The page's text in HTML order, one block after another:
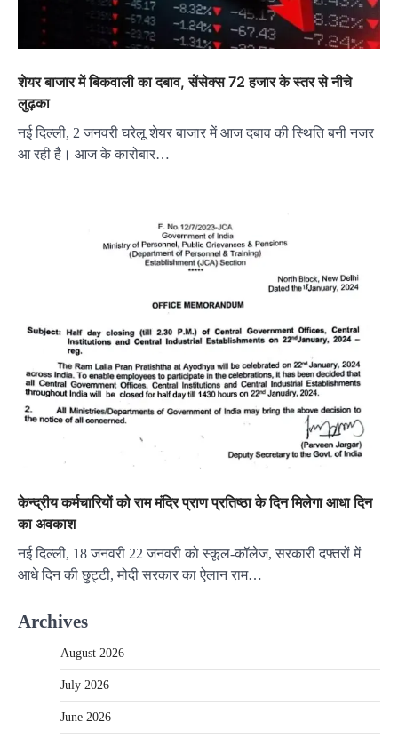
शेयर बाजार में बिकवाली का दबाव, सेंसेक्स 72 हजार के स्तर से नीचे
लुढ़का
नई दिल्ली, 2 जनवरी घरेलू शेयर बाजार में आज दबाव की स्थिति बनी नजर
आ रही है। आज के कारोबार…
केन्द्रीय कर्मचारियों को राम मंदिर प्राण प्रतिष्ठा के दिन मिलेगा आधा दिन
का अवकाश
नई दिल्ली, 18 जनवरी 22 जनवरी को स्कूल-कॉलेज, सरकारी दफ्तरों में
आधे दिन की छुट्टी, मोदी सरकार का ऐलान राम…
Archives
August 2026
July 2026
June 2026